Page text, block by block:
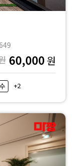
60,000 원
+2